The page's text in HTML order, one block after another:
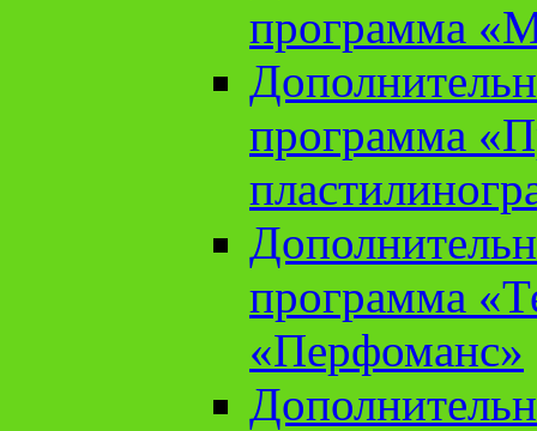
программа
программа
программа
«Перфоманс»